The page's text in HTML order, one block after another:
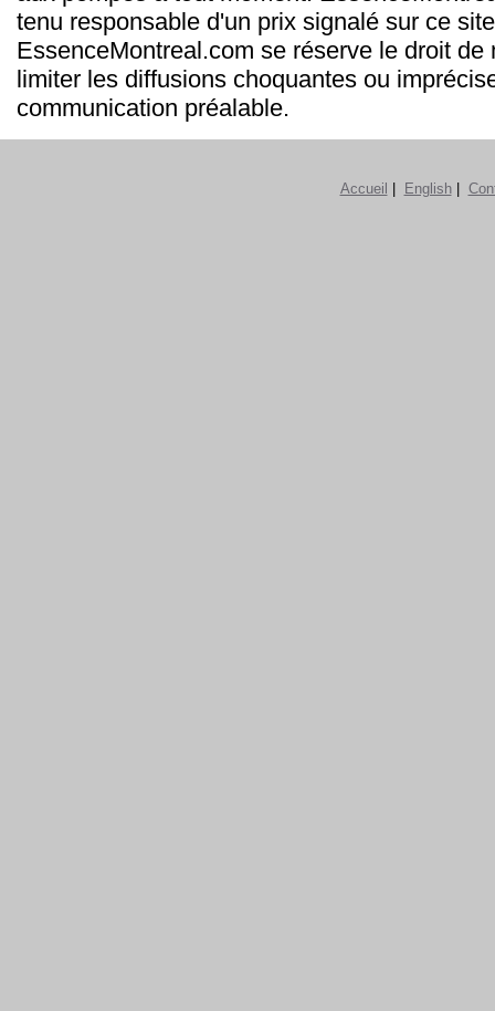
tenu responsable d'un prix signalé sur ce
EssenceMontreal.com se réserve le droit de
limiter les diffusions choquantes ou
communication préalable.
Accueil English|